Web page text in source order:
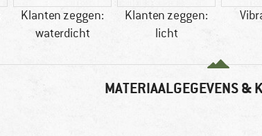
Klanten zeggen:
waterdicht
Klanten zeggen:
licht
MATERIAALGEGEVENS &